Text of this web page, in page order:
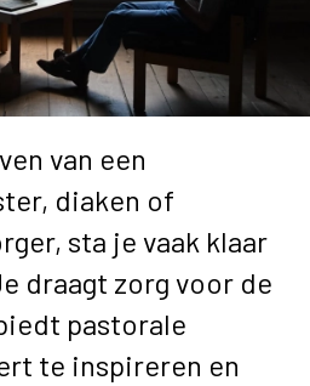
van een
diaken of
sta je vaak klaar
draagt zorg voor de
pastorale
te inspireren en